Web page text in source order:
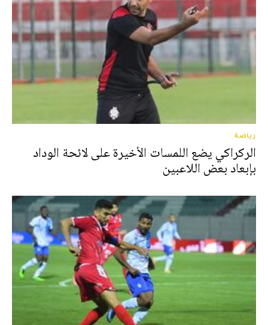
رياضة
الركراكي يضع اللمسات الأخيرة على لائحة الوداد
بإبعاد بعض اللاعبين